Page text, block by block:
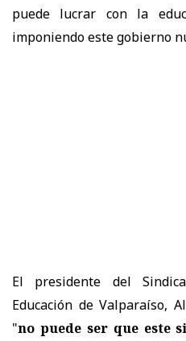
puede lucrar con la
imponiendo este gobierno
El presidente del
Educación de Valparaíso,
"no puede ser que este